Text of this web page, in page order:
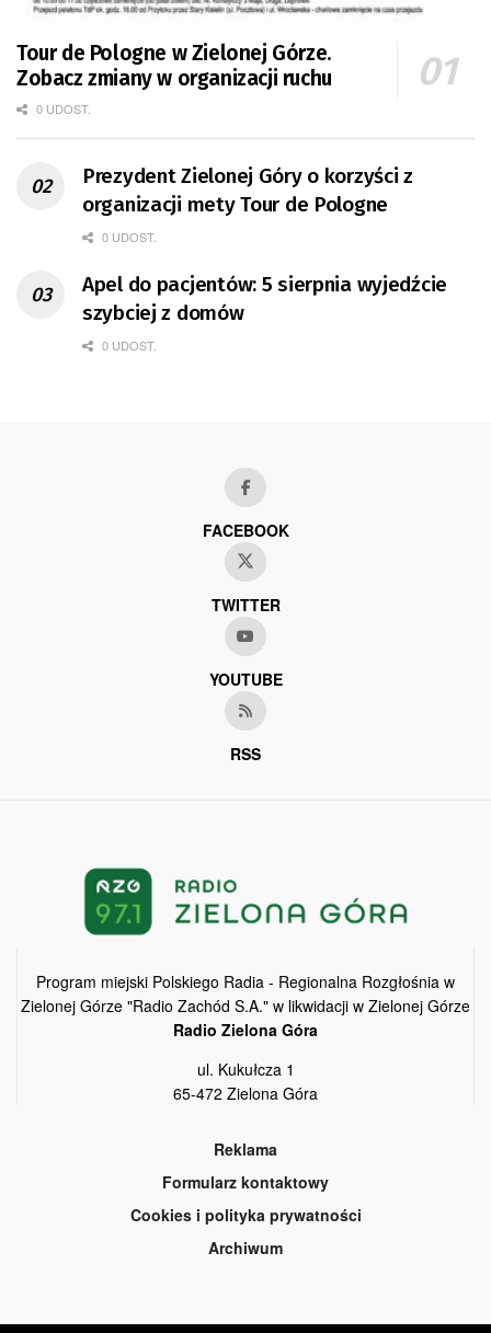
Tour de Pologne w Zielonej Górze.
Zobacz zmiany w organizacji ruchu
0 UDOST.
Prezydent Zielonej Góry o korzyści z
organizacji mety Tour de Pologne
0 UDOST.
Apel do pacjentów: 5 sierpnia wyjedźcie
szybciej z domów
0 UDOST.
FACEBOOK
TWITTER
YOUTUBE
RSS
Program miejski Polskiego Radia - Regionalna Rozgłośnia w
Zielonej Górze "Radio Zachód S.A." w likwidacji w Zielonej Górze
Radio Zielona Góra
ul. Kukułcza 1
65-472 Zielona Góra
Reklama
Formularz kontaktowy
Cookies i polityka prywatności
Archiwum